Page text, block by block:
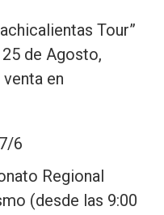
Tour”
de Agosto,
en
6
Regional
(desde las 9:00